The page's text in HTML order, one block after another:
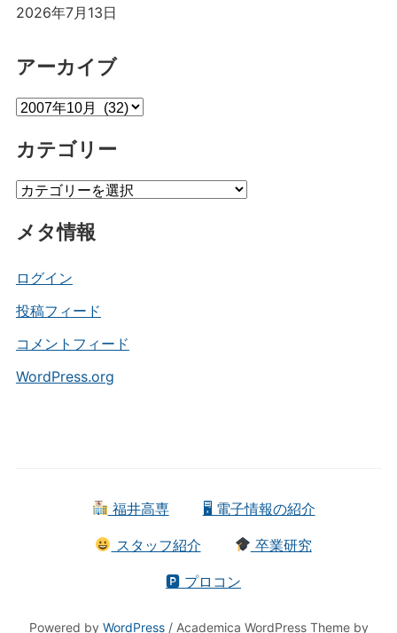
2026年7月13日
アーカイブ
ア
カ
ブ
カテゴリー
カ
ゴ
ー
メタ情報
ログイン
投稿フィード
コメントフィード
WordPress.org
福井高専 🖥 電子情報の紹介
スタッフ紹介 卒業研究
🅿 プロコン
Powered by WordPress/ Academica WordPress Theme by